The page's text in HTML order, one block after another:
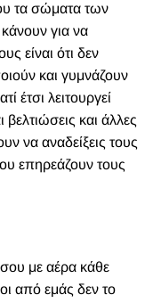
τα σώματα των
για να
είναι ότι δεν
και γυμνάζουν
έτσι λειτουργεί
και άλλες
να αναδείξεις τους
επηρεάζουν τους
σου με αέρα κάθε
από εμάς δεν το